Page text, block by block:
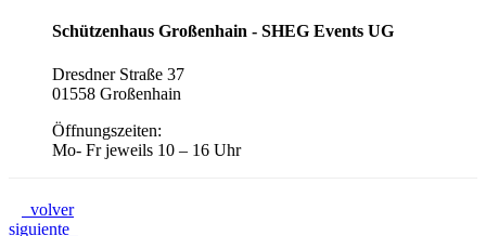
Schützenhaus Großenhain - SHEG Events UG
Dresdner Straße 37
01558 Großenhain
Öffnungszeiten:
Mo- Fr jeweils 10 – 16 Uhr
volver
siguiente